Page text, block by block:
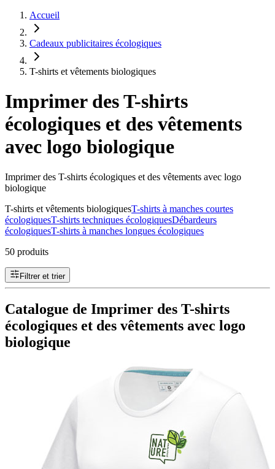
Accueil
Cadeaux publicitaires écologiques
T-shirts et vêtements biologiques
Imprimer des T-shirts
écologiques et des vêtements
avec logo biologique
Imprimer des T-shirts écologiques et des vêtements avec logo
biologique
T-shirts et vêtements biologiquesT-shirts à manches courtes
écologiquesT-shirts techniques écologiquesDébardeurs
écologiquesT-shirts à manches longues écologiques
50 produits
Filtrer et trier
Catalogue de Imprimer des T-shirts
écologiques et des vêtements avec logo
biologique